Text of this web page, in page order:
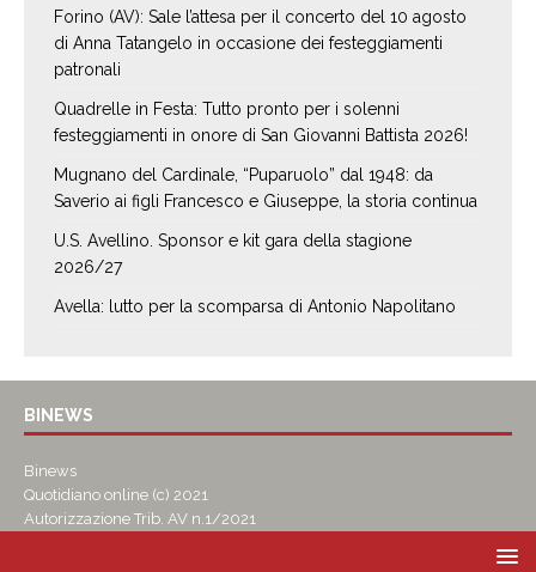
Forino (AV): Sale l’attesa per il concerto del 10 agosto
di Anna Tatangelo in occasione dei festeggiamenti
patronali
Quadrelle in Festa: Tutto pronto per i solenni
festeggiamenti in onore di San Giovanni Battista 2026!
Mugnano del Cardinale, “Puparuolo” dal 1948: da
Saverio ai figli Francesco e Giuseppe, la storia continua
U.S. Avellino. Sponsor e kit gara della stagione
2026/27
Avella: lutto per la scomparsa di Antonio Napolitano
BINEWS
Binews
Quotidiano online (c) 2021
Autorizzazione Trib. AV n.1/2021